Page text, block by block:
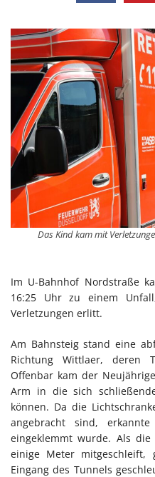
Das Kind kam mit
Im U-Bahnhof Nordstraße
16:25 Uhr zu einem
Verletzungen erlitt.
Am Bahnsteig stand eine
Richtung Wittlaer, deren
Offenbar kam der
Arm in die sich
können. Da die
angebracht sind,
eingeklemmt wurde. Als
einige Meter mitgeschleift,
Eingang des Tunnels